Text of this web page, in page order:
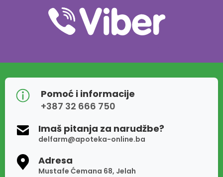
Pomoć i informacije
+387 32 666 750
Imaš pitanja za narudžbe?
delfarm@apoteka-online.ba
Adresa
Mustafe Ćemana 68, Jelah